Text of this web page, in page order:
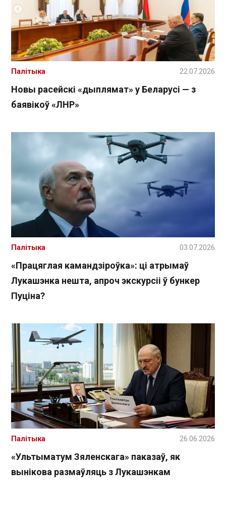
Новы расейскі «дыплямат» у Беларусі — з
баявікоў «ЛНР»
Палітыка 22.07.2026
«Працяглая камандзіроўка»: ці атрымаў
Лукашэнка нешта, апроч экскурсіі ў бункер
Пуціна?
Палітыка 03.07.2026
«Ультыматум Зяленскага» паказаў, як
вынікова размаўляць з Лукашэнкам
Палітыка 26.06.2026